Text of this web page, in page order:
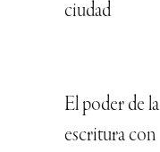
ciudad
El poder de la
escritura con